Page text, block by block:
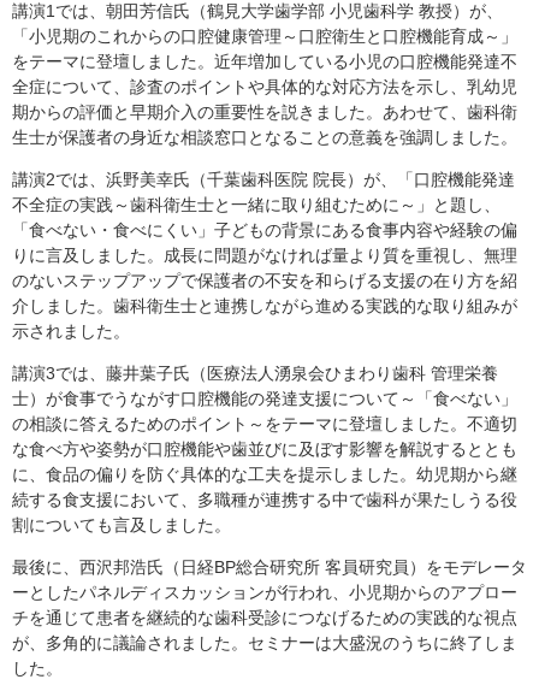
講演1では、朝田芳信氏（鶴見大学歯学部 小児歯科学 教授）が、
「小児期のこれからの口腔健康管理～口腔衛生と口腔機能育成～」
をテーマに登壇しました。近年増加している小児の口腔機能発達不
全症について、診査のポイントや具体的な対応方法を示し、乳幼児
期からの評価と早期介入の重要性を説きました。あわせて、歯科衛
生士が保護者の身近な相談窓口となることの意義を強調しました。
講演2では、浜野美幸氏（千葉歯科医院 院長）が、「口腔機能発達
不全症の実践～歯科衛生士と一緒に取り組むために～」と題し、
「食べない・食べにくい」子どもの背景にある食事内容や経験の偏
りに言及しました。成長に問題がなければ量より質を重視し、無理
のないステップアップで保護者の不安を和らげる支援の在り方を紹
介しました。歯科衛生士と連携しながら進める実践的な取り組みが
示されました。
講演3では、藤井葉子氏（医療法人湧泉会ひまわり歯科 管理栄養
士）が食事でうながす口腔機能の発達支援について～「食べない」
の相談に答えるためのポイント～をテーマに登壇しました。不適切
な食べ方や姿勢が口腔機能や歯並びに及ぼす影響を解説するととも
に、食品の偏りを防ぐ具体的な工夫を提示しました。幼児期から継
続する食支援において、多職種が連携する中で歯科が果たしうる役
割についても言及しました。
最後に、西沢邦浩氏（日経BP総合研究所 客員研究員）をモデレータ
ーとしたパネルディスカッションが行われ、小児期からのアプロー
チを通じて患者を継続的な歯科受診につなげるための実践的な視点
が、多角的に議論されました。セミナーは大盛況のうちに終了しま
した。